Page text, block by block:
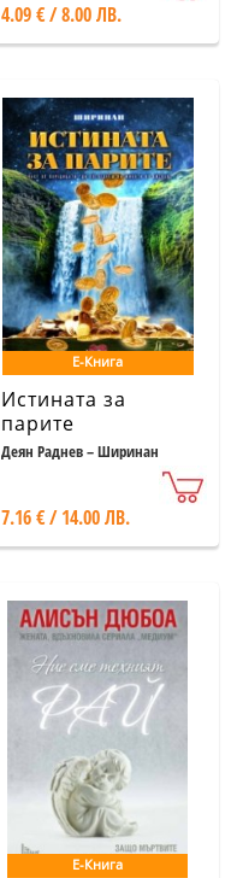
4.09 € / 8.00 ЛВ.
Е-Книга
Истината за
парите
Деян Раднев – Ширинан
7.16 € / 14.00 ЛВ.
Е-Книга